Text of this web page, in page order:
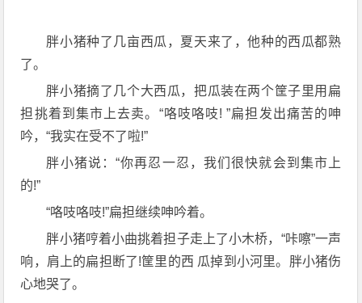
胖小猪种了几亩西瓜，夏天来了，他种的西瓜都熟
了。
胖小猪摘了几个大西瓜，把瓜装在两个筐子里用扁
担挑着到集市上去卖。“咯吱咯吱! ”扁担发出痛苦的呻
吟，“我实在受不了啦!”
胖小猪说：“你再忍一忍，我们很快就会到集市上
的!”
“咯吱咯吱!”扁担继续呻吟着。
胖小猪哼着小曲挑着担子走上了小木桥，“咔嚓”一声
响，肩上的扁担断了!筐里的西 瓜掉到小河里。胖小猪伤
心地哭了。